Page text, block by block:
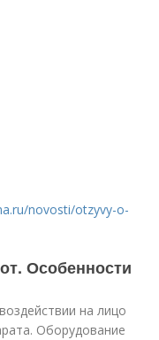
novosti/otzyvy-o-
Особенности
на лицо
Оборудование